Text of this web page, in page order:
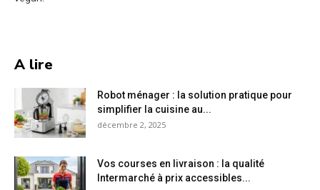
A lire
Robot ménager : la solution pratique pour
simplifier la cuisine au...
décembre 2, 2025
Vos courses en livraison : la qualité
Intermarché à prix accessibles...